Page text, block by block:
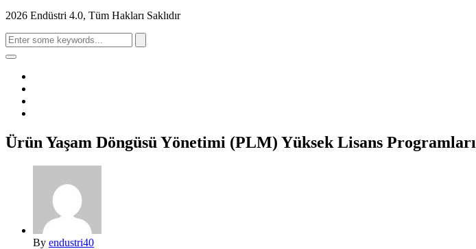
2026 Endüstri 4.0, Tüm Hakları Saklıdır
Search
for:
Ürün Yaşam Döngüsü Yönetimi (PLM) Yüksek Lisans Programları
By endustri40